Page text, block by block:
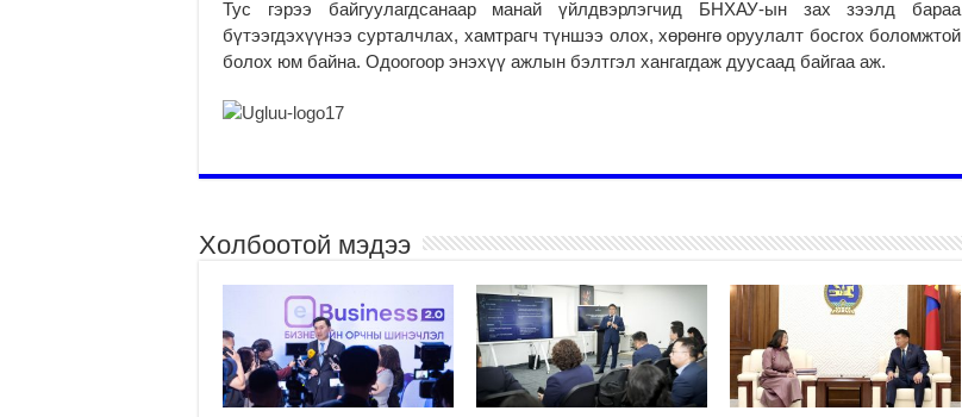
Тус гэрээ байгуулагдсанаар манай үйлдвэрлэгчид БНХАУ-ын зах зээлд бараа
бүтээгдэхүүнээ сурталчлах, хамтрагч түншээ олох, хөрөнгө оруулалт босгох боломжтой
болох юм байна. Одоогоор энэхүү ажлын бэлтгэл хангагдаж дуусаад байгаа аж.
Холбоотой мэдээ